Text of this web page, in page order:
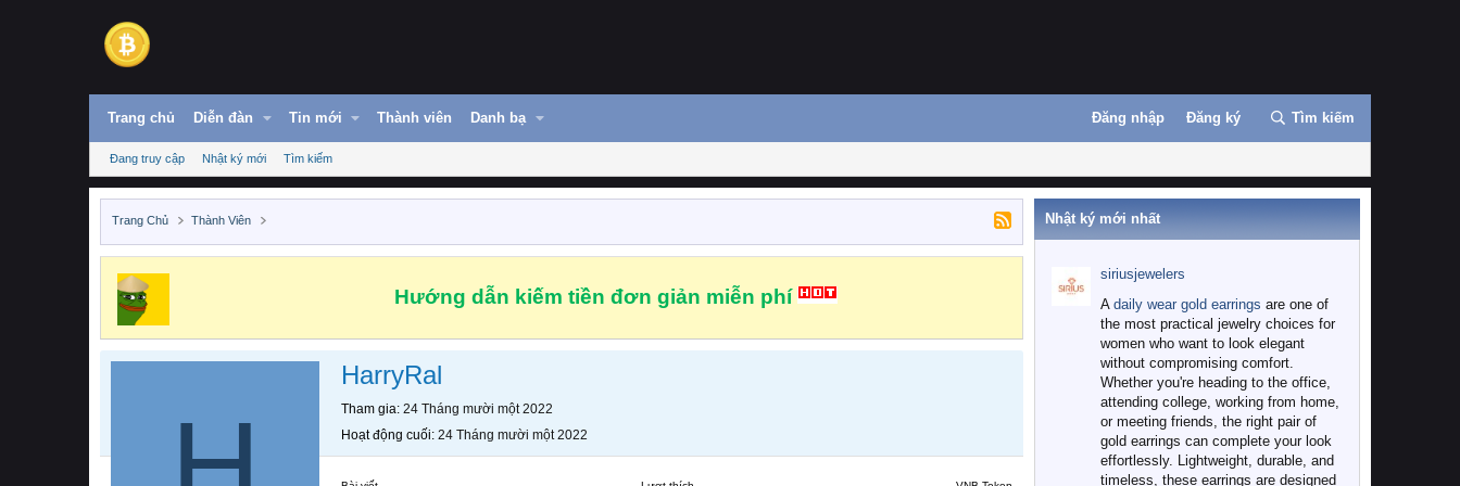
Trang chủ Diễn đàn Tin mới Thành viên Danh bạ Đăng nhập Đăng ký Tìm kiếm
Đang truy cập Nhật ký mới Tìm kiếm
Trang Chủ Thành Viên
Hướng dẫn kiếm tiền đơn giản miễn phí
HarryRal
Tham gia 24 Tháng mười một 2022
Hoạt động cuối 24 Tháng mười một 2022
Nhật ký mới nhất
siriusjewelers
A daily wear gold earrings are one of
the most practical jewelry choices for
women who want to look elegant
without compromising comfort.
Whether you're heading to the office,
attending college, working from home,
or meeting friends, the right pair of
gold earrings can complete your look
effortlessly. Lightweight, durable, and
timeless, these earrings are designed